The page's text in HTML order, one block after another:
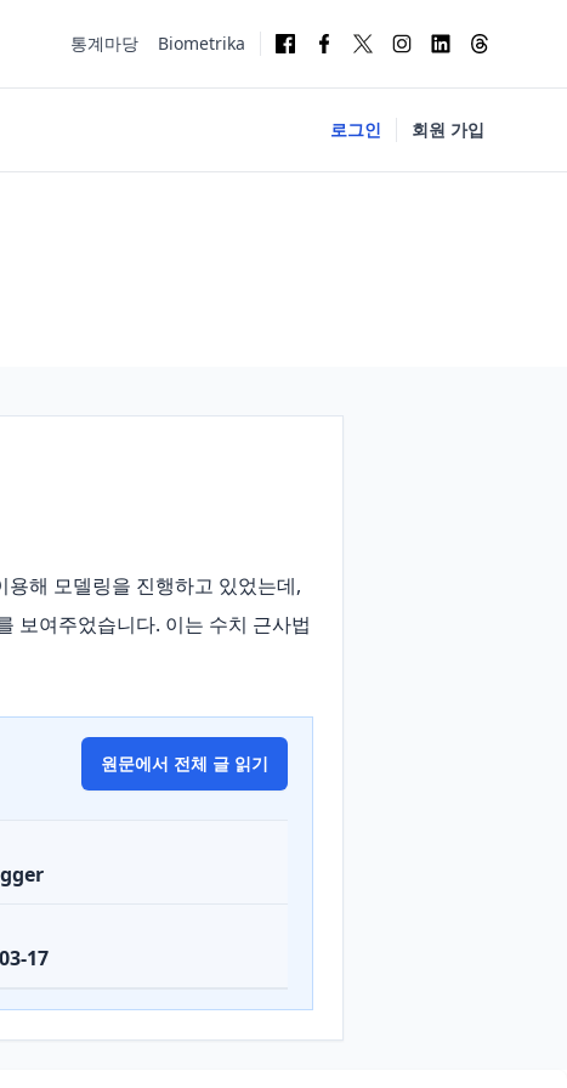
통계마당 Biometrika
로그인 회원 가입
해 모델링을 진행하고 있었는데,
보여주었습니다. 이는 수치 근사법
원문에서 전체 글 읽기
17